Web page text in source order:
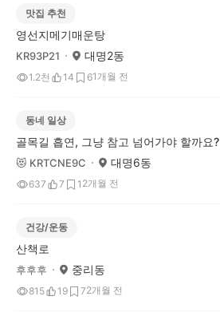
맛집 추천
영선지메기매운탕
KR93P21 대명2동
1.2천 14 61개월 전
동네 일상
골목길 흡연, 그냥 참고 넘어가야 할까요?
😻 KRTCNE9C 대명6동
637 7 1 2개월 전
건강/운동
산책로
후후후 중리동
815 19 72개월 전